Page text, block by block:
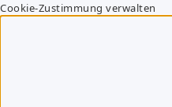
Cookie-Zustimmung verwalten